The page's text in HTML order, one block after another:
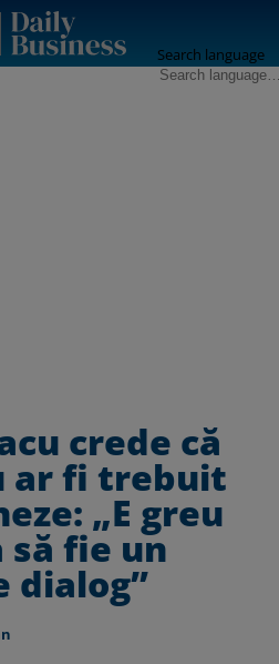
Search language
crede că
ar fi trebuit
„E greu
să fie un
dialog”